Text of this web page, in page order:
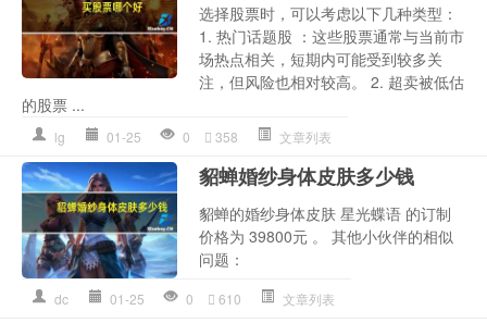
选择股票时，可以考虑以下几种类型：
1. 热门话题股 ：这些股票通常与当前市
场热点相关，短期内可能受到较多关
注，但风险也相对较高。 2. 超卖被低估
的股票 ...
lg 01-25 0 358 文章列表
貂蝉婚纱身体皮肤多少钱
貂蝉的婚纱身体皮肤 星光蝶语 的订制
价格为 39800元 。 其他小伙伴的相似
问题：
dc 01-25 0 610 文章列表